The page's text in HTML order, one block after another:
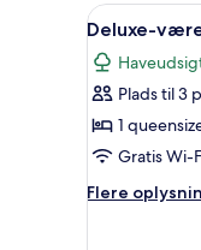
Indlæs
alle
billeder
af
Deluxe-
værelse
-
1
6
Deluxe-
Plads til 3
1
Gratis Wi-
Flere
Flere